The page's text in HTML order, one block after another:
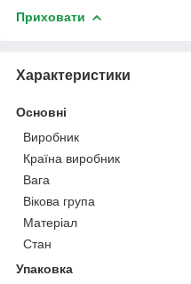
Приховати
Характеристики
Основні
Виробник
Країна виробник
Вага
Вікова група
Матеріал
Стан
Упаковка